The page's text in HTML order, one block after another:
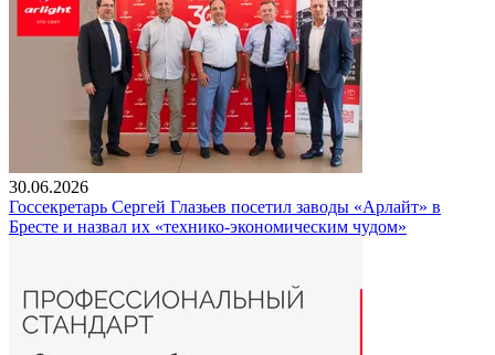
30.06.2026
Госсекретарь Сергей Глазьев посетил заводы «Арлайт» в
Бресте и назвал их «технико-экономическим чудом»